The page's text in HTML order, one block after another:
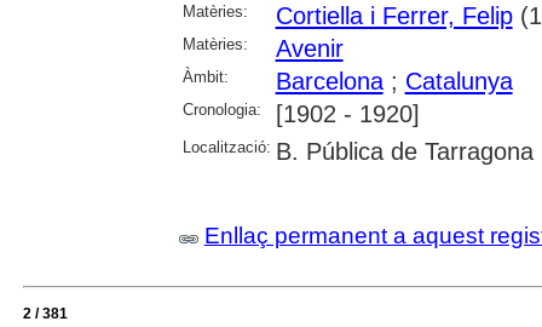
Matèries:
Cortiella i Ferrer, Felip
Matèries: Avenir
Àmbit: Barcelona; Catalunya
Cronologia: [1902 - 1920]
Localització: B. Pública de Tarragona
Enllaç permanent a aquest
2 / 381